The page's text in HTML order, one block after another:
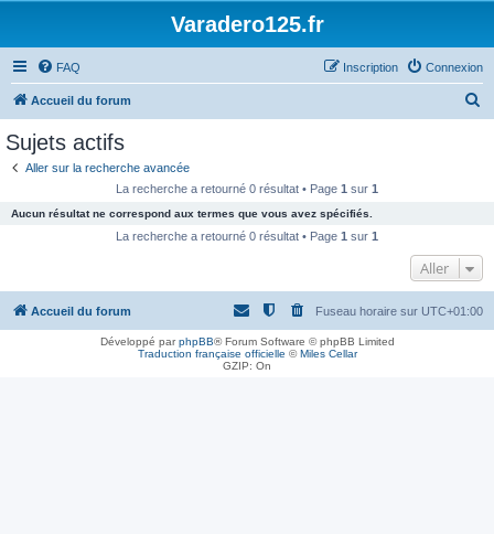
Varadero125.fr
FAQ Connexion
Inscription
Accueil du forum
c
e
Sujets actifs
Aller sur la recherche avancée
La recherche a retourné 0 résultat • Page 1 sur 1
Aucun résultat ne correspond aux termes que vous avez spécifiés.
La recherche a retourné 0 résultat • Page 1 sur 1
Aller
Accueil du forum Fuseau horaire sur UTC+01:00
Développé parphpBB® Forum Software © phpBB Limited
Traduction française officielle ©Miles Cellar
GZIP: On